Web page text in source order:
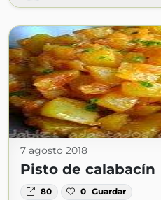
7 agosto 2018
Pisto de calabacín
80 0 Guardar